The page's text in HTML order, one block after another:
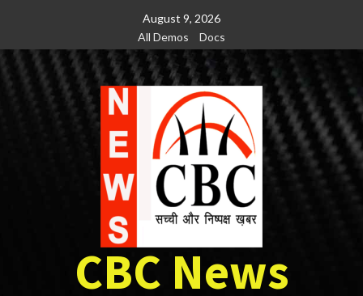
content
August 9, 2026
All Demos
Docs
CBC News